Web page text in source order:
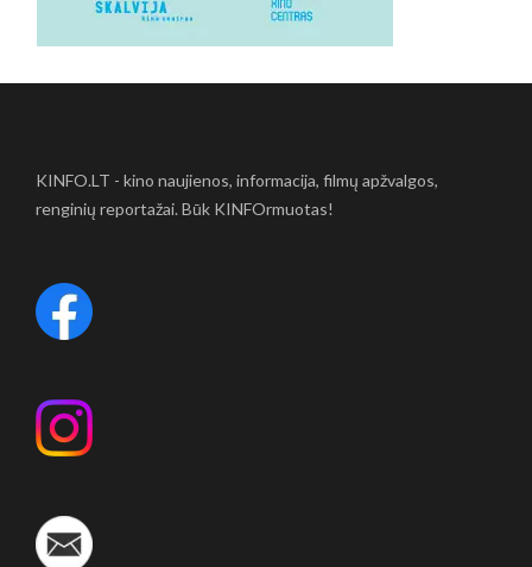
KINFO.LT - kino naujienos, informacija, filmų apžvalgos,
renginių reportažai. Būk KINFOrmuotas!